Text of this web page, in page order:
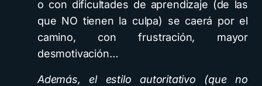
o con dificultades de aprendizaje (de las
que NO tienen la culpa) se caerá por el
camino, con frustración, mayor
desmotivación…
Además, el estilo autoritativo (que no